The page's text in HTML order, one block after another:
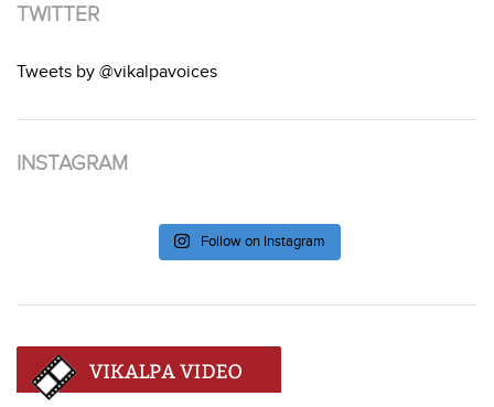
TWITTER
Tweets by @vikalpavoices
INSTAGRAM
Follow on Instagram